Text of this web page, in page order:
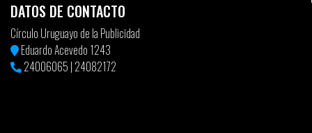
boceto montado en cartulina negra formato A3 y en formato
digital.
Categoría estudiantes: Una pieza de gráfica formato media
página. Se deberá presentar montada en cartulina negra formato
DATOS DE CONTACTO
Círculo Uruguayo de la Publicidad
Eduardo Acevedo 1243
24006065 | 24082172